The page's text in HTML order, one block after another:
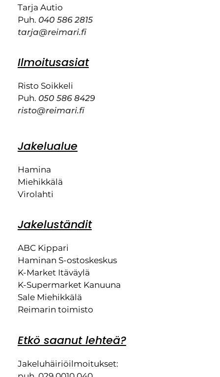
Tarja Autio
Puh. 040 586 2815
tarja@reimari.fi
Ilmoitusasiat
Risto Soikkeli
Puh. 050 586 8429
risto@reimari.fi
Jakelualue
Hamina
Miehikkälä
Virolahti
Jakeluständit
ABC Kippari
Haminan S-ostoskeskus
K-Market Itäväylä
K-Supermarket Kanuuna
Sale Miehikkälä
Reimarin toimisto
Etkö saanut lehteä?
Jakeluhäiriöilmoitukset: